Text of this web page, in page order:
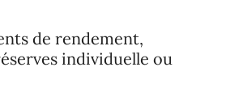
de rendement,
individuelle ou